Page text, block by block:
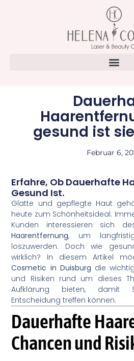
gesund ist
Februar 6,
Erfahre, Ob Dauerhafte
Gesund Ist.
Glatte und gepflegte Haut
heute zum Schönheitsideal.
Kunden interessieren sich
Haarentfernung, um
loszuwerden. Doch wie
wirklich? In diesem Artikel
Cosmetic in Duisburg die
und Risiken rund um dieses
Aufklärung bieten, damit
Entscheidung treffen können.
Dauerhafte
Chancen und